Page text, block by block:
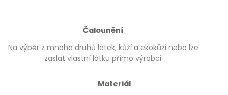
Čalounění
Na výběr z mnoha druhů látek, kůží a ekokůží nebo lze
zaslat vlastní látku přímo výrobci.
Materiál